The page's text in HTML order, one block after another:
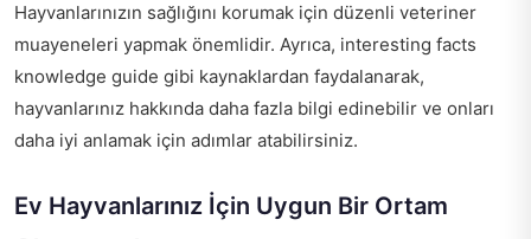
Hayvanlarınızın sağlığını korumak için düzenli veteriner
muayeneleri yapmak önemlidir. Ayrıca, interesting facts
knowledge guide gibi kaynaklardan faydalanarak,
hayvanlarınız hakkında daha fazla bilgi edinebilir ve onları
daha iyi anlamak için adımlar atabilirsiniz.
Ev Hayvanlarınız İçin Uygun Bir Ortam